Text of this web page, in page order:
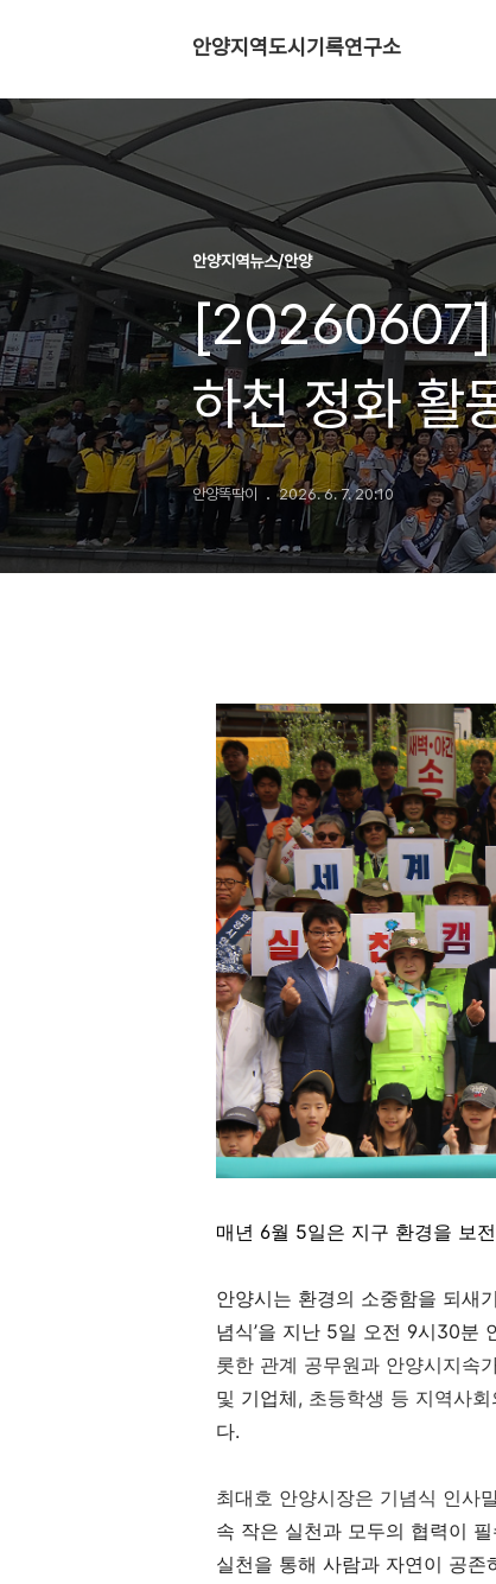
안양지역도시기록연구소
안양지역뉴스/안양
[20260607]
하천 정화 활
안양똑딱이 2026. 6. 7. 20:10
매년 6월 5일은 지구 환경을 보
안양시는 환경의 소중함을 되새
념식’을 지난 5일 오전 9시30분
롯한 관계 공무원과 안양시지속
및 기업체, 초등학생 등 지역사
다.
최대호 안양시장은 기념식 인사
속 작은 실천과 모두의 협력이 필
실천을 통해 사람과 자연이 공존